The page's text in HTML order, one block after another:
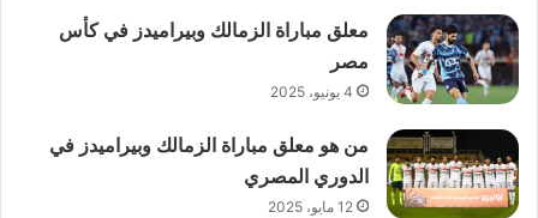
معلق مباراة الزمالك وبيراميدز في كأس
مصر
4 يونيو، 2025
من هو معلق مباراة الزمالك وبيراميدز في
الدوري المصري
12 مايو، 2025